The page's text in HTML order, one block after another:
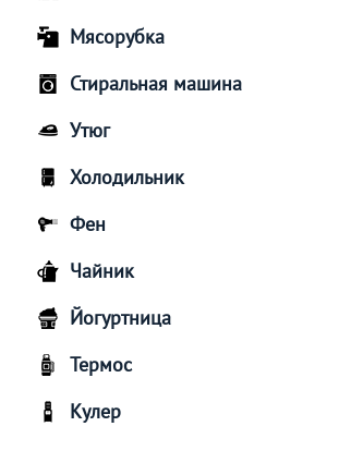
Мясорубка
Стиральная машина
Утюг
Холодильник
Фен
Чайник
Йогуртница
Термос
Кулер